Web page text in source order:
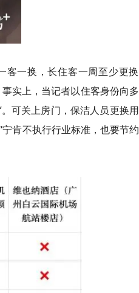
客一换，长住客一周至少更
实上，当记者以住客身份向
可关上房门，保洁人员更换
肯不执行行业标准，也要节